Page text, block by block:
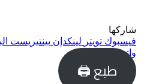
شاركها
فيسبوك تويتر لينكدإن بينتيريست
واتساب
طبع 🖨